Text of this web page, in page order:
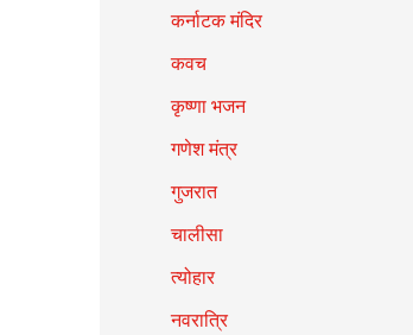
कर्नाटक मंदिर
कवच
कृष्णा भजन
गणेश मंत्र
गुजरात
चालीसा
त्योहार
नवरात्रि